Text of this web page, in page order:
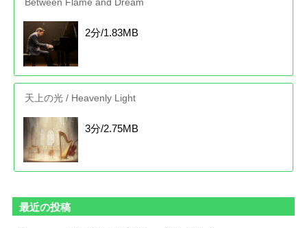
2分/1.83MB
天上の光 / Heavenly Light
3分/2.75MB
最近の投稿